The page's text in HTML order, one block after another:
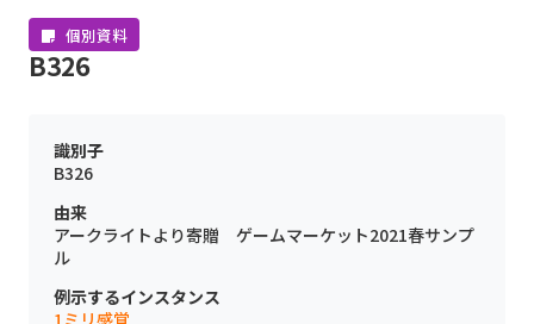
個別資料
B326
識別子
B326
由来
アークライトより寄贈 ゲームマーケット2021春サンプ
ル
例示するインスタンス
1ミリ感覚